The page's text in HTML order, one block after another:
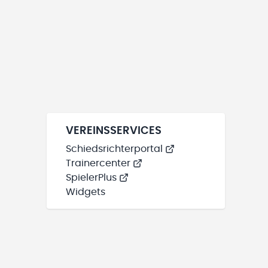
VEREINSSERVICES
Schiedsrichterportal
Trainercenter
SpielerPlus
Widgets